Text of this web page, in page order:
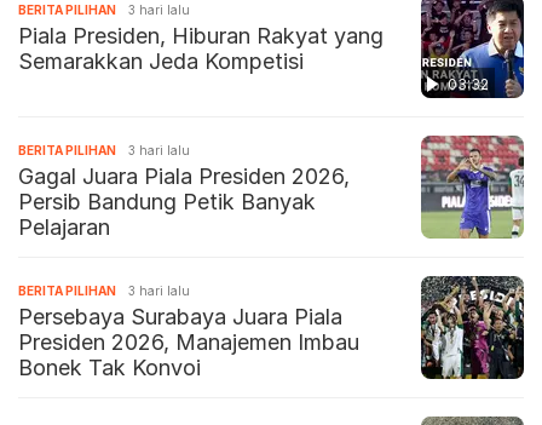
03:32
BERITA PILIHAN 3 hari lalu
Piala Presiden, Hiburan Rakyat yang
Semarakkan Jeda Kompetisi
BERITA PILIHAN 3 hari lalu
Gagal Juara Piala Presiden 2026,
Persib Bandung Petik Banyak
Pelajaran
BERITA PILIHAN 3 hari lalu
Persebaya Surabaya Juara Piala
Presiden 2026, Manajemen Imbau
Bonek Tak Konvoi